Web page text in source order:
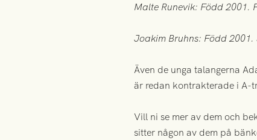
Malte Runevik: Född 2001.
Joakim Bruhns: Född 2001.
Även de unga talangerna
är redan kontrakterade i A-
Vill ni se mer av dem och
sitter någon av dem på